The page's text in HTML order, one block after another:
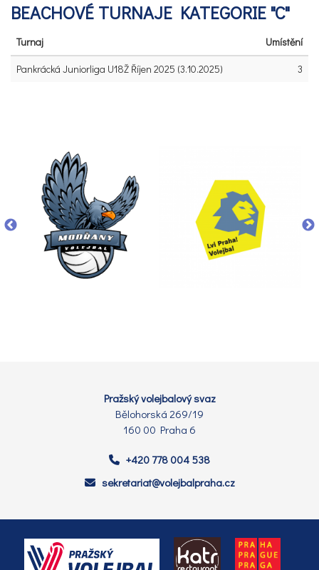
BEACHOVÉ TURNAJE KATEGORIE "C"
Turnaj
Umístění
Pankrácká Juniorliga U18Ž Říjen 2025 (3.10.2025)
3
Pražský volejbalový svaz
Bělohorská 269/19
160 00 Praha 6
+420 778 004 538
sekretariat@volejbalpraha.cz